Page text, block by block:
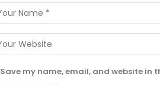
Save my name, email, and website in